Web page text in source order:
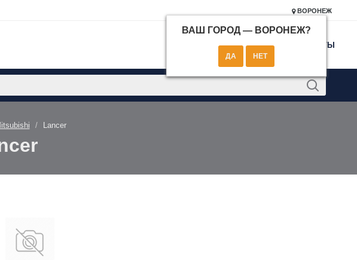
ВОРОНЕЖ
ВАШ ГОРОД — ВОРОНЕЖ?
КОНТАКТЫ
Lancer